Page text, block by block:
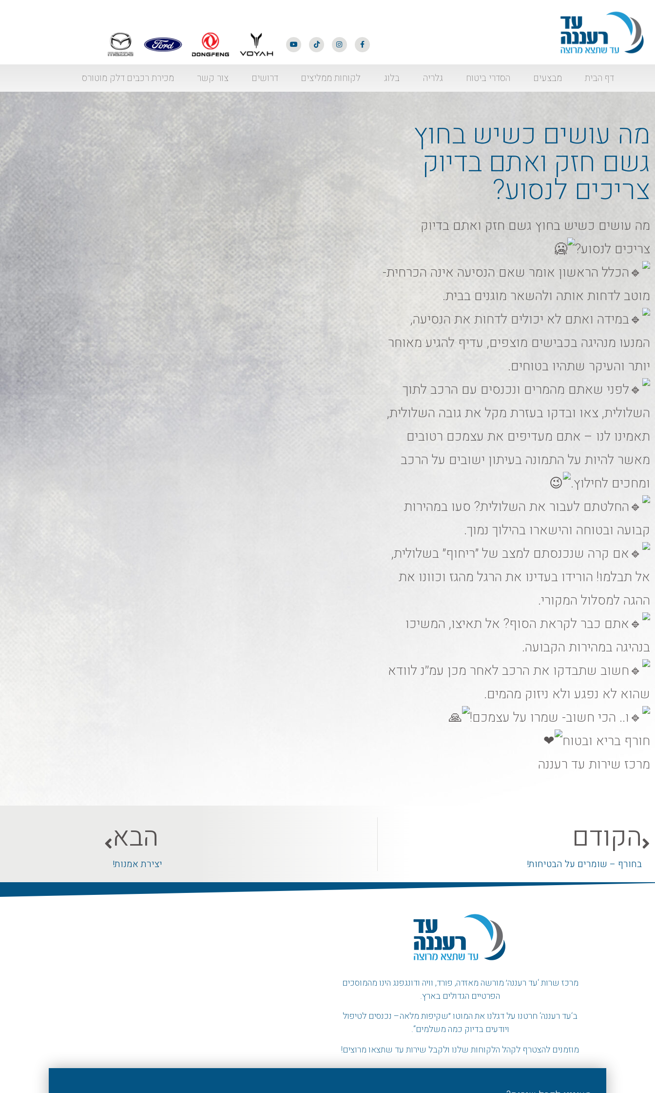
דף הבית מבצעים הסדרי ביטוח גלריה בלוג לקוחות ממליצים דרושים צור קשר מכירת רכבים דלק מוטורס
מה עושים כשיש בחוץ
גשם חזק ואתם בדיוק
צריכים לנסוע?
מה עושים כשיש בחוץ גשם חזק ואתם בדיוק
צריכים לנסוע?
הכלל הראשון אומר שאם הנסיעה אינה הכרחית-
מוטב לדחות אותה ולהשאר מוגנים בבית.
במידה ואתם לא יכולים לדחות את הנסיעה,
המנעו מנהיגה בכבישים מוצפים, עדיף להגיע מאוחר
יותר והעיקר שתהיו בטוחים.
לפני שאתם מהמרים ונכנסים עם הרכב לתוך
השלולית, צאו ובדקו בעזרת מקל את גובה השלולית,
תאמינו לנו – אתם מעדיפים את עצמכם רטובים
מאשר להיות על התמונה בעיתון ישובים על הרכב
ומחכים לחילוץ.
החלטתם לעבור את השלולית? סעו במהירות
קבועה ובטוחה והישארו בהילוך נמוך.
אם קרה שנכנסתם למצב של ״ריחוף״ בשלולית,
אל תבלמו! הורידו בעדינו את הרגל מהגז וכוונו את
ההגה למסלול המקורי.
אתם כבר לקראת הסוף? אל תאיצו, המשיכו
בנהיגה במהירות הקבועה.
חשוב שתבדקו את הרכב לאחר מכן עמ׳׳נ לוודא
שהוא לא נפגע ולא ניזוק מהמים.
ו.. הכי חשוב- שמרו על עצמכם!
חורף בריא ובטוח
מרכז שירות עד רעננה
הקודם
בחורף – שומרים על הבטיחות!
הבא
יצירת אמנות!
מרכז שרות ‘עד רעננה׳ מורשה מאזדה, פורד, וויה ודונגפנג הינו מהמוסכים
הפרטיים הגדולים בארץ.
ב‘עד רעננה‘ חרטנו על דגלנו את המוטו״שקיפות מלאה– נכנסים לטיפול
ויודעים בדיוק כמה משלמים“.
מוזמנים להצטרף לקהל הלקוחות שלנו ולקבל שירות עד שתצאו מרוצים!